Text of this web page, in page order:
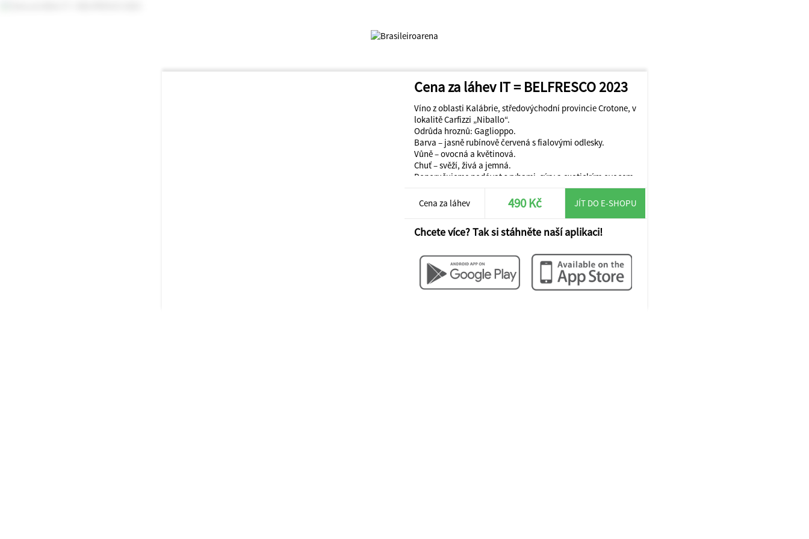
Cena za láhev IT = BELFRESCO 2023
Víno z oblasti Kalábrie, středovýchodní provincie Crotone, v
lokalitě Carfizzi „Niballo“.
Odrůda hroznů: Gaglioppo.
Barva – jasně rubínově červená s fialovými odlesky.
Vůně – ovocná a květinová.
Chuť – svěží, živá a jemná.
Doporučujeme podávat s rybami, sýry a exotickým ovocem.
Cena za láhev
490 Kč JÍT DO E-SHOPU
Chcete více? Tak si stáhněte naší aplikaci!